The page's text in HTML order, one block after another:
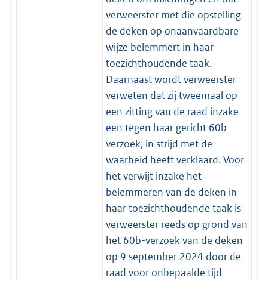
verweerster met die opstelling
de deken op onaanvaardbare
wijze belemmert in haar
toezichthoudende taak.
Daarnaast wordt verweerster
verweten dat zij tweemaal op
een zitting van de raad inzake
een tegen haar gericht 60b-
verzoek, in strijd met de
waarheid heeft verklaard. Voor
het verwijt inzake het
belemmeren van de deken in
haar toezichthoudende taak is
verweerster reeds op grond van
het 60b-verzoek van de deken
op 9 september 2024 door de
raad voor onbepaalde tijd